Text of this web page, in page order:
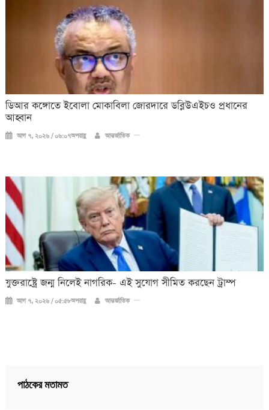
ডিআর কঙ্গোতে ইবোলা মোকাবিলা জোরদারে ডব্লিউএইচও প্রধানের
আহ্বান
আগ ৭, ২০২৬ / ০৬:০৭অপরাহ্ণ আন্তর্জাতিক
যুক্তরাষ্ট্রে জন্ম নিলেই নাগরিক- এই সুযোগ সীমিত করছেন ট্রাম্প
আগ ৭, ২০২৬ / ০৫:৫৮অপরাহ্ণ আন্তর্জাতিক
পাঠকের মতামত